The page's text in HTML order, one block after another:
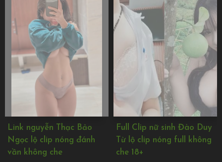
Full Clip nữ sinh Đào Duy
Từ lộ clip nóng full không
che 18+
Lộ clip Mây Bae tiểu tam
clip nóng 2 phút không
che